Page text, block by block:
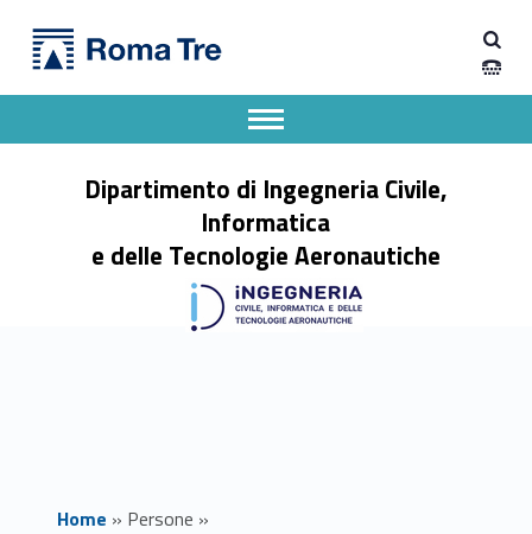
SARA FARES - Dipartimento di Ingegneria Civile, Informatica e delle Tecnologie Aeronautiche
Dipartimento di Ingegneria Civile,
Informatica
e delle Tecnologie Aeronautiche
Apri il menu secondario
Header info sidebar
Home » Persone »